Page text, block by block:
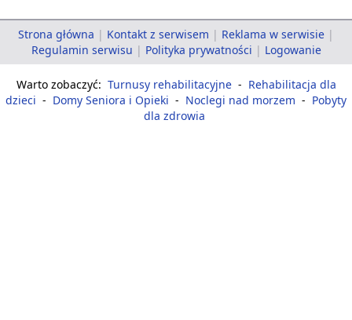
Strona główna | Kontakt z serwisem | Reklama w serwisie |
Regulamin serwisu | Polityka prywatności | Logowanie
Warto zobaczyć: Turnusy rehabilitacyjne - Rehabilitacja dla
dzieci - Domy Seniora i Opieki - Noclegi nad morzem - Pobyty
dla zdrowia